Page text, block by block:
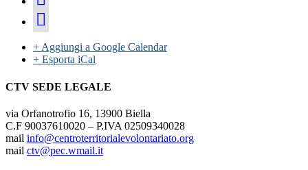
+ Aggiungi a Google Calendar
+ Esporta iCal
CTV SEDE LEGALE
via Orfanotrofio 16, 13900 Biella
C.F 90037610020 – P.IVA 02509340028
mail info@centroterritorialevolontariato.org
mail ctv@pec.wmail.it